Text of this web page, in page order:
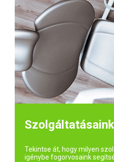
Szolgáltatásaink
Tekintse át, hogy milyen
igénybe fogorvosaink